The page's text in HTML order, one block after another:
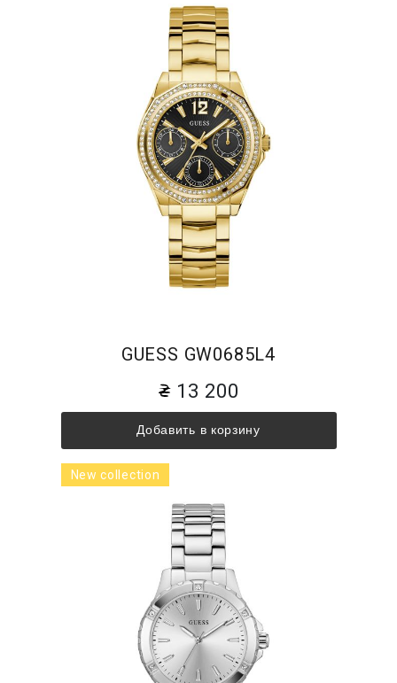
GUESS GW0685L4
13 200
Добавить в корзину
New collection